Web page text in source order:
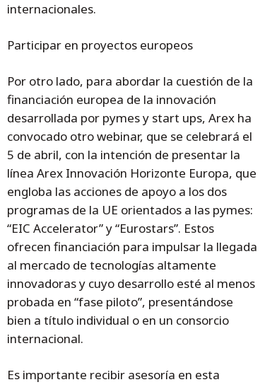
internacionales.
Participar en proyectos europeos
Por otro lado, para abordar la cuestión de la
financiación europea de la innovación
desarrollada por pymes y start ups, Arex ha
convocado otro webinar, que se celebrará el
5 de abril, con la intención de presentar la
línea Arex Innovación Horizonte Europa, que
engloba las acciones de apoyo a los dos
programas de la UE orientados a las pymes:
“EIC Accelerator” y “Eurostars”. Estos
ofrecen financiación para impulsar la llegada
al mercado de tecnologías altamente
innovadoras y cuyo desarrollo esté al menos
probada en “fase piloto”, presentándose
bien a título individual o en un consorcio
internacional.
Es importante recibir asesoría en esta